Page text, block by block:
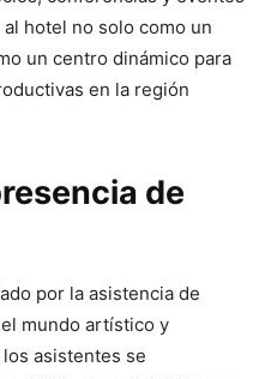
hotel no solo como un
un centro dinámico para
en la región
de
por la asistencia de
mundo artístico y
asistentes se